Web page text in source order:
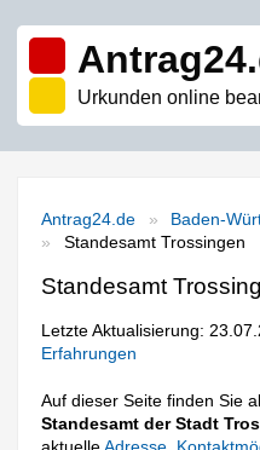
Urkunden online
Antrag24.de
Baden-
Standesamt Trossingen
Standesamt
Letzte Aktualisierung:
Erfahrungen
Auf dieser Seite finden Sie
Standesamt der Stadt
aktuelleAdresse